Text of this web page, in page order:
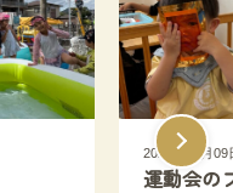
2026年08月09
運動会の